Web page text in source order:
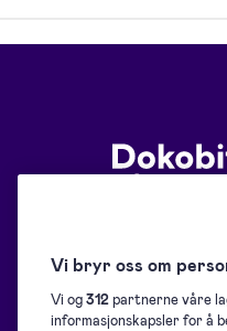
Kontakt oss:
Vi bryr oss om
Vi og312partnerne våre
informasjonskapsler for å